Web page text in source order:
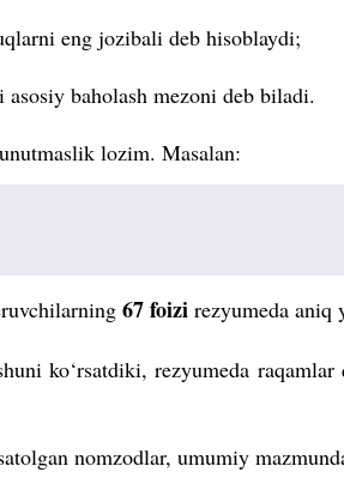
eng jozibali deb hisoblaydi;
baholash mezoni deb biladi.
lozim. Masalan:
67 foizi rezyumeda aniq
ko‘rsatdiki, rezyumeda
nomzodlar, umumiy